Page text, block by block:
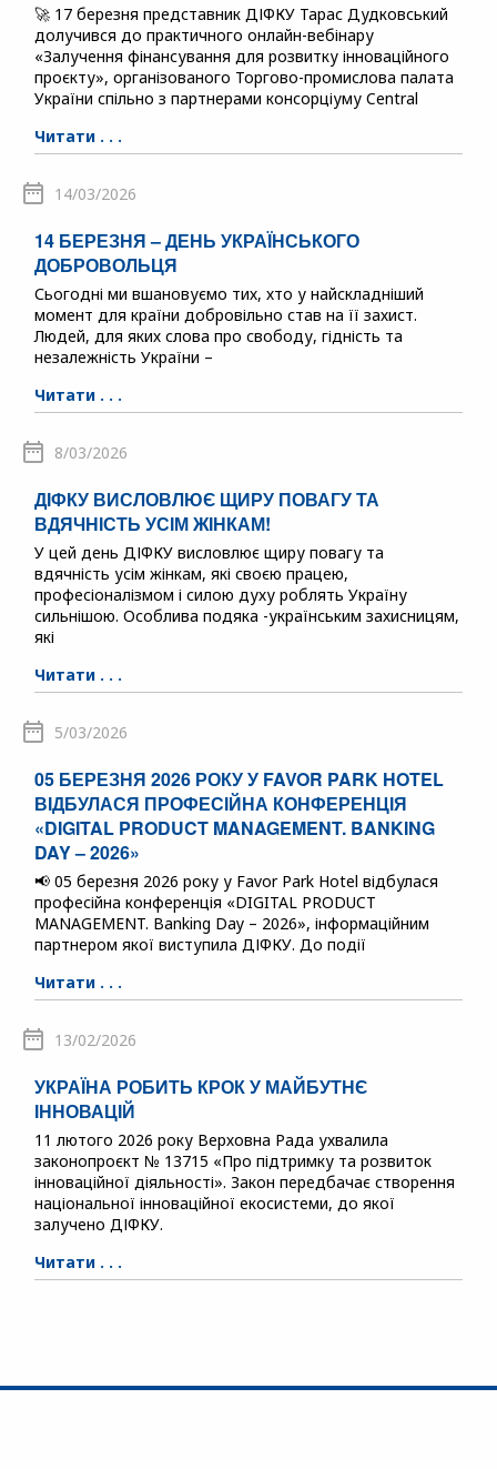
🚀 17 березня представник ДІФКУ Тарас Дудковський
долучився до практичного онлайн-вебінару
«Залучення фінансування для розвитку інноваційного
проєкту», організованого Торгово-промислова палата
України спільно з партнерами консорціуму Central
Читати . . .
14/03/2026
14 БЕРЕЗНЯ – ДЕНЬ УКРАЇНСЬКОГО
ДОБРОВОЛЬЦЯ
Сьогодні ми вшановуємо тих, хто у найскладніший
момент для країни добровільно став на її захист.
Людей, для яких слова про свободу, гідність та
незалежність України –
Читати . . .
8/03/2026
ДІФКУ ВИСЛОВЛЮЄ ЩИРУ ПОВАГУ ТА
ВДЯЧНІСТЬ УСІМ ЖІНКАМ!
У цей день ДІФКУ висловлює щиру повагу та
вдячність усім жінкам, які своєю працею,
професіоналізмом і силою духу роблять Україну
сильнішою. Особлива подяка -українським захисницям,
які
Читати . . .
5/03/2026
05 БЕРЕЗНЯ 2026 РОКУ У FAVOR PARK HOTEL
ВІДБУЛАСЯ ПРОФЕСІЙНА КОНФЕРЕНЦІЯ
«DIGITAL PRODUCT MANAGEMENT. BANKING
DAY – 2026»
📢 05 березня 2026 року у Favor Park Hotel відбулася
професійна конференція «DIGITAL PRODUCT
MANAGEMENT. Banking Day – 2026», інформаційним
партнером якої виступила ДІФКУ. До події
Читати . . .
13/02/2026
УКРАЇНА РОБИТЬ КРОК У МАЙБУТНЄ
ІННОВАЦІЙ
11 лютого 2026 року Верховна Рада ухвалила
законопроєкт № 13715 «Про підтримку та розвиток
інноваційної діяльності». Закон передбачає створення
національної інноваційної екосистеми, до якої
залучено ДІФКУ.
Читати . . .